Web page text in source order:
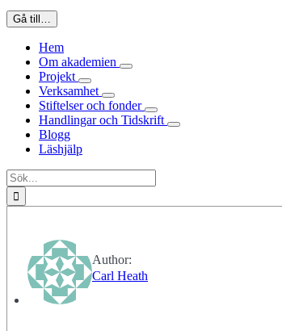
Gå till…
Hem
Om akademien
Projekt
Verksamhet
Stiftelser och fonder
Handlingar och Tidskrift
Blogg
Läshjälp
Sök
efter:
Author:
Carl Heath